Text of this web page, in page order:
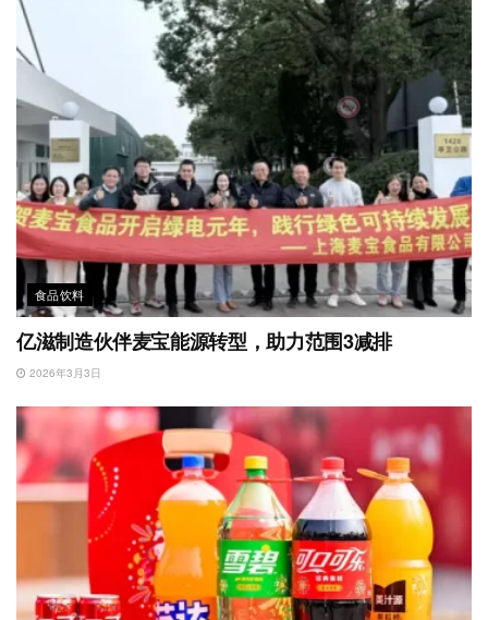
食品饮料
亿滋制造伙伴麦宝能源转型，助力范围3减排
2026年3月3日